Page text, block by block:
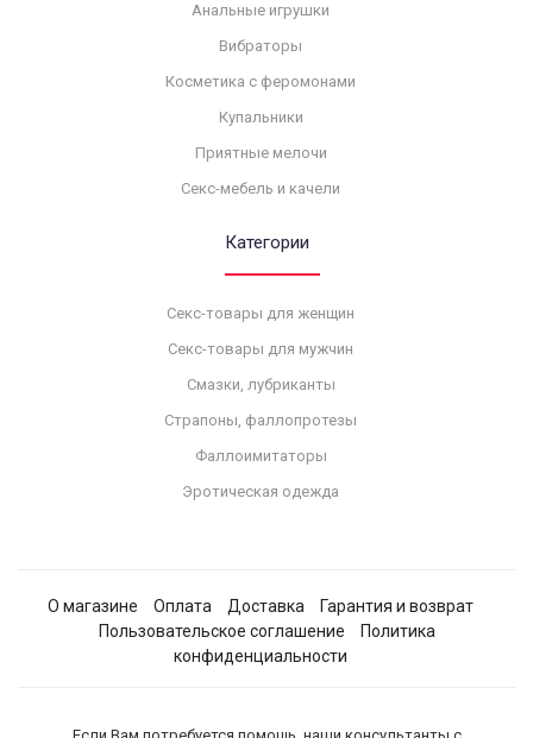
Анальные игрушки
Вибраторы
Косметика с феромонами
Купальники
Приятные мелочи
Секс-мебель и качели
Категории
Секс-товары для женщин
Секс-товары для мужчин
Смазки, лубриканты
Страпоны, фаллопротезы
Фаллоимитаторы
Эротическая одежда
О магазине Оплата Доставка
Гарантия и возврат
Пользовательское соглашение
Политика
конфиденциальности